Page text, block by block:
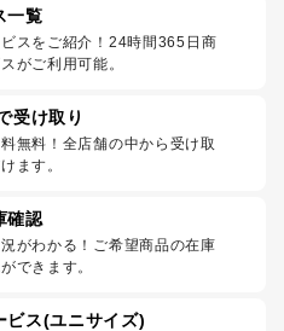
一覧
スをご紹介！24時間365日商
がご利用可能。
受け取り
無料！全店舗の中から受け取
ます。
確認
がわかる！ご希望商品の在庫
できます。
ビス(ユニサイズ)